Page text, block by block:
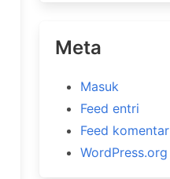
Meta
Masuk
Feed entri
Feed komentar
WordPress.org